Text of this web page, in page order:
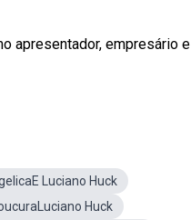
apresentador, empresário e
Luciano Huck
Huck